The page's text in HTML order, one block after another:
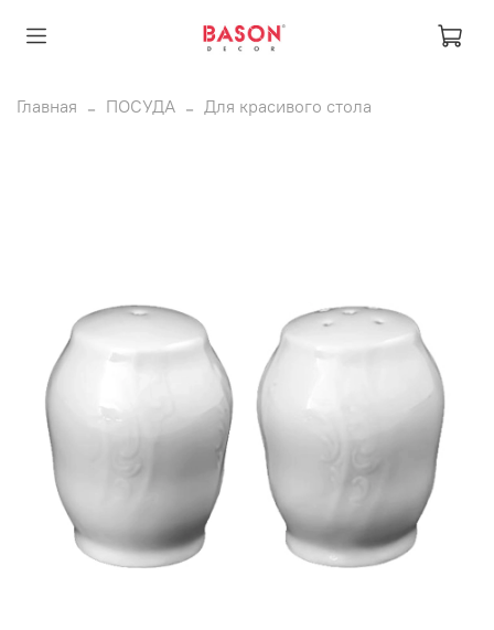
Главная ПОСУДА Для красивого стола